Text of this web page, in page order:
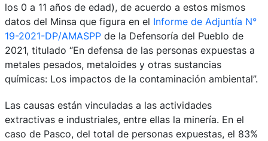
los 0 a 11 años de edad), de acuerdo a estos mismos
datos del Minsa que figura en el Informe de Adjuntía N°
19-2021-DP/AMASPP de la Defensoría del Pueblo de
2021, titulado “En defensa de las personas expuestas a
metales pesados, metaloides y otras sustancias
químicas: Los impactos de la contaminación ambiental”.
Las causas están vinculadas a las actividades
extractivas e industriales, entre ellas la minería. En el
caso de Pasco, del total de personas expuestas, el 83%